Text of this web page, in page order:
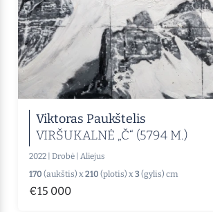
Viktoras Paukštelis
VIRŠUKALNĖ „Č“ (5794 M.)
2022 Drobė Aliejus
170 (aukštis) x210 (plotis) x3(gylis) cm
€15 000